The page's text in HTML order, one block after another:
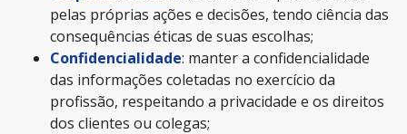
pelas próprias ações e decisões, tendo ciência das
consequências éticas de suas escolhas;
Confidencialidade: manter a confidencialidade
das informações coletadas no exercício da
profissão, respeitando a privacidade e os direitos
dos clientes ou colegas;